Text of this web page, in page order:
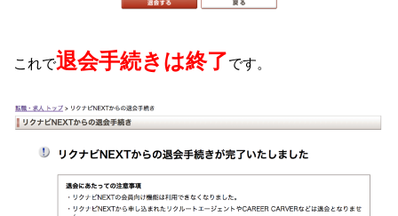
これで退会手続きは終了です。